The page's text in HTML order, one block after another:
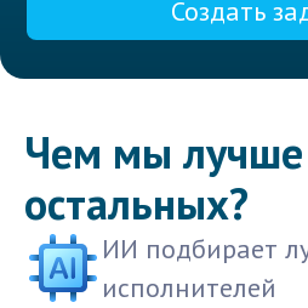
Создать
Чем мы лучше
остальных?
ИИ подбирает
исполнителей